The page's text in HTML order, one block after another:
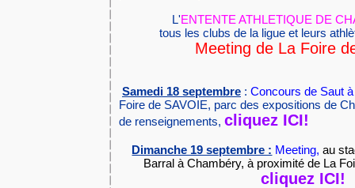
L'ENTENTE ATHLETIQUE DE
tous les clubs de la ligue et leurs
Meeting de La Foire
Samedi 18 septembre : Concours de Saut
Foire de SAVOIE, parc des expositions de
de renseignements, cliquez ICI!
Dimanche 19 septembre : Meeting,au
Barral à Chambéry, à proximité de La
cliquez ICI!